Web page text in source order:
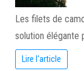
Les filets de
solution élégante
Lire l'article